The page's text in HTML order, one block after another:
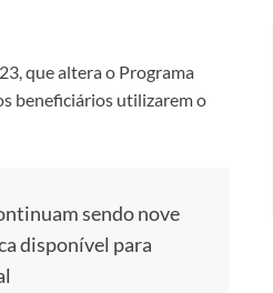
que altera o Programa
beneficiários utilizarem o
sendo nove
disponível para